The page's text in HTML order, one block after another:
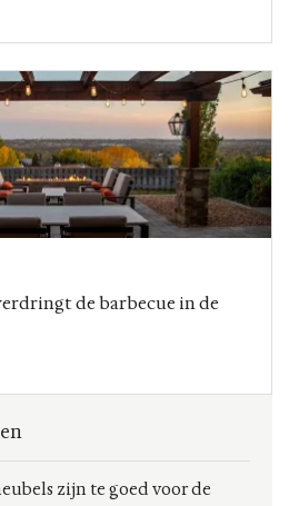
de barbecue in de
zijn te goed voor de